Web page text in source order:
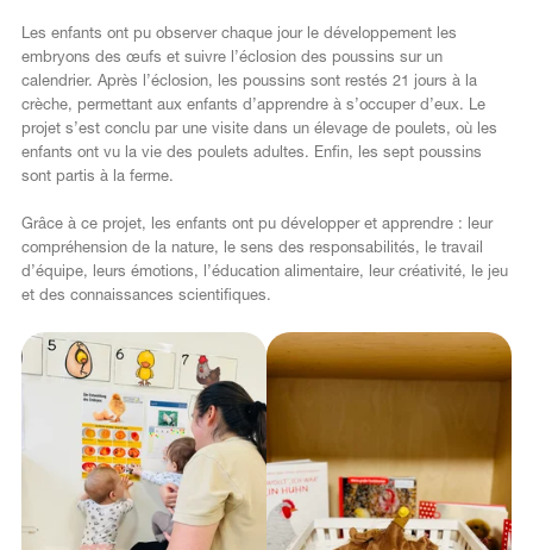
Les enfants ont pu observer chaque jour le développement les
embryons des œufs et suivre l’éclosion des poussins sur un
calendrier. Après l’éclosion, les poussins sont restés 21 jours à la
crèche, permettant aux enfants d’apprendre à s’occuper d’eux. Le
projet s’est conclu par une visite dans un élevage de poulets, où les
enfants ont vu la vie des poulets adultes. Enfin, les sept poussins
sont partis à la ferme.
Grâce à ce projet, les enfants ont pu développer et apprendre : leur
compréhension de la nature, le sens des responsabilités, le travail
d’équipe, leurs émotions, l’éducation alimentaire, leur créativité, le jeu
et des connaissances scientifiques.